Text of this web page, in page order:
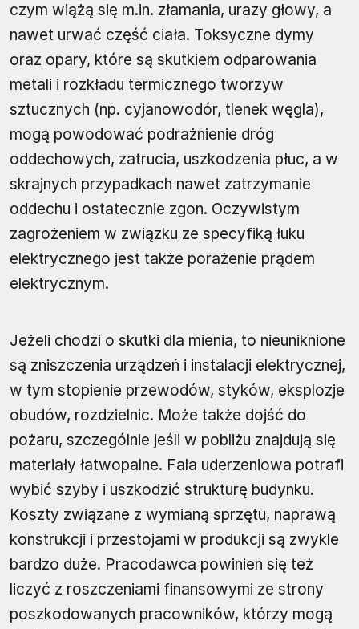
czym wiążą się m.in. złamania, urazy głowy, a
nawet urwać część ciała. Toksyczne dymy
oraz opary, które są skutkiem odparowania
metali i rozkładu termicznego tworzyw
sztucznych (np. cyjanowodór, tlenek węgla),
mogą powodować podrażnienie dróg
oddechowych, zatrucia, uszkodzenia płuc, a w
skrajnych przypadkach nawet zatrzymanie
oddechu i ostatecznie zgon. Oczywistym
zagrożeniem w związku ze specyfiką łuku
elektrycznego jest także porażenie prądem
elektrycznym.
Jeżeli chodzi o skutki dla mienia, to nieuniknione
są zniszczenia urządzeń i instalacji elektrycznej,
w tym stopienie przewodów, styków, eksplozje
obudów, rozdzielnic. Może także dojść do
pożaru, szczególnie jeśli w pobliżu znajdują się
materiały łatwopalne. Fala uderzeniowa potrafi
wybić szyby i uszkodzić strukturę budynku.
Koszty związane z wymianą sprzętu, naprawą
konstrukcji i przestojami w produkcji są zwykle
bardzo duże. Pracodawca powinien się też
liczyć z roszczeniami finansowymi ze strony
poszkodowanych pracowników, którzy mogą